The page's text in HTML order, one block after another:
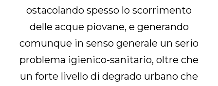
ostacolando spesso lo scorrimento
delle acque piovane, e generando
comunque in senso generale un serio
problema igienico-sanitario, oltre che
un forte livello di degrado urbano che